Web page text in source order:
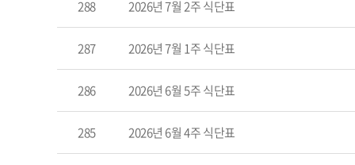
288 2026년 7월 2주 식단표
287 2026년 7월 1주 식단표
286 2026년 6월 5주 식단표
285 2026년 6월 4주 식단표